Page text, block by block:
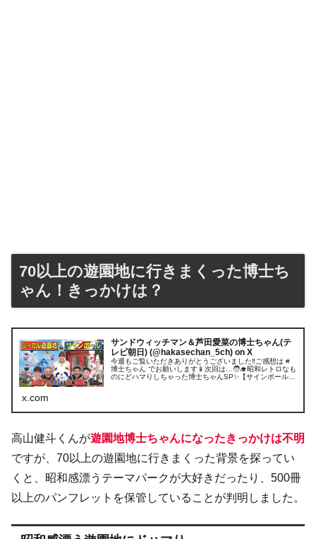
70以上の遊園地に行きまくった博士ち
ゃん！きっかけは？
サンドウィッチマン＆芦田愛菜の博士ちゃん(テ
レビ朝日) (@hakasechan_5ch) on X
今週もご覧いただきありがとうございました‼️ご感想は #
博士ちゃん でお願いします📱次回は…🧑‍🎓昭和レトロなも
のにどハマりしちゃった博士ちゃんSP✨【サインポール
x.com
高山健斗くんが遊園地博士ちゃんになったきっかけは不明
ですが、70以上の遊園地に行きまくった背景を探ってい
くと、昭和感漂うテーマパークが大好きだったり、500冊
以上のパンフレットを保管していることが判明しました。